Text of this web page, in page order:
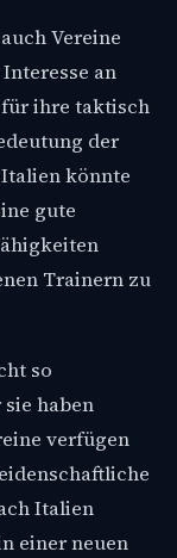
Vereine
an
für ihre taktisch
der
könnte
gute
Trainern zu
so
haben
verfügen
Italien
einer neuen